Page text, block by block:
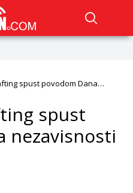
spust povodom Dana
spust
nezavisnosti